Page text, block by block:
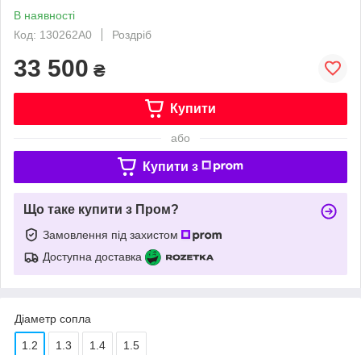
В наявності
Код: 130262A0
Роздріб
33 500 ₴
Купити
або
Купити з
Що таке купити з Пром?
Замовлення під захистом
Доступна доставка
Діаметр сопла
1.2 1.3 1.4 1.5